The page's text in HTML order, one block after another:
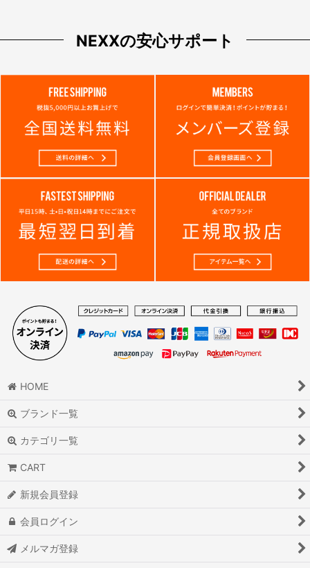
NEXXの安心サポート
HOME
ブランド一覧
カテゴリ一覧
CART
新規会員登録
会員ログイン
メルマガ登録